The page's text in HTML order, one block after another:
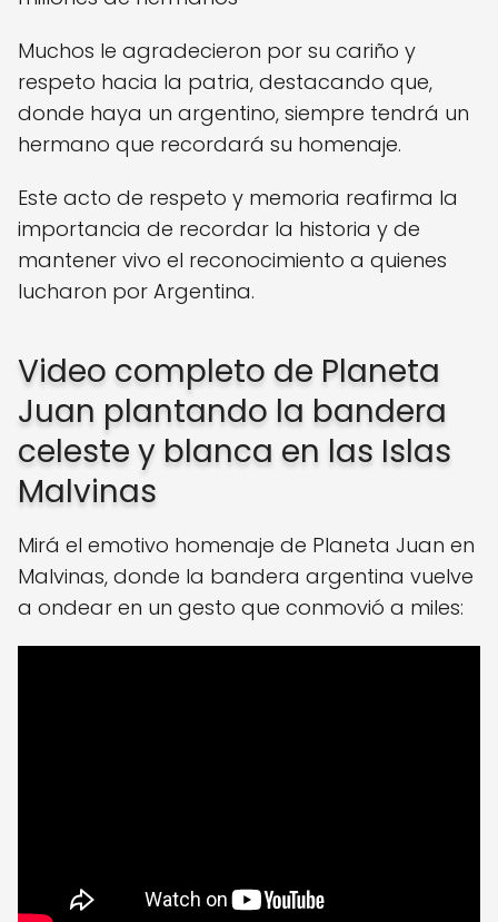
Muchos le agradecieron por su cariño y
respeto hacia la patria, destacando que,
donde haya un argentino, siempre tendrá un
hermano que recordará su homenaje.
Este acto de respeto y memoria reafirma la
importancia de recordar la historia y de
mantener vivo el reconocimiento a quienes
lucharon por Argentina.
Video completo de Planeta
Juan plantando la bandera
celeste y blanca en las Islas
Malvinas
Mirá el emotivo homenaje de Planeta Juan en
Malvinas, donde la bandera argentina vuelve
a ondear en un gesto que conmovió a miles: